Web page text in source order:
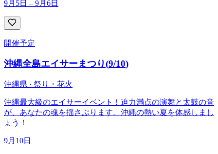
9月5日 – 9月6日
開催予定
沖縄全島エイサーまつり(9/10)
沖縄県 · 祭り・花火
沖縄最大級のエイサーイベント！迫力満点の演舞と太鼓の音
が、あなたの魂を揺さぶります。沖縄の熱い夏を体感しまし
ょう！
9月10日